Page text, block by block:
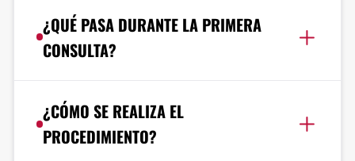
¿QUÉ PASA DURANTE LA PRIMERA
CONSULTA?
¿CÓMO SE REALIZA EL
PROCEDIMIENTO?